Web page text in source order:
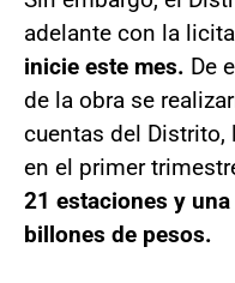
adelante con la
inicie este mes. De
de la obra se
cuentas del
en el primer
21 estaciones y
billones de pesos.